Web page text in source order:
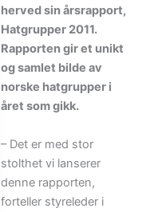
herved sin årsrapport,
Hatgrupper 2011.
Rapporten gir et unikt
og samlet bilde av
norske hatgrupper i
året som gikk.
– Det er med stor
stolthet vi lanserer
denne rapporten,
forteller styreleder i